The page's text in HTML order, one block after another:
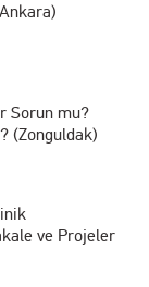
Sorun mu?
(Zonguldak)
ve Projeler